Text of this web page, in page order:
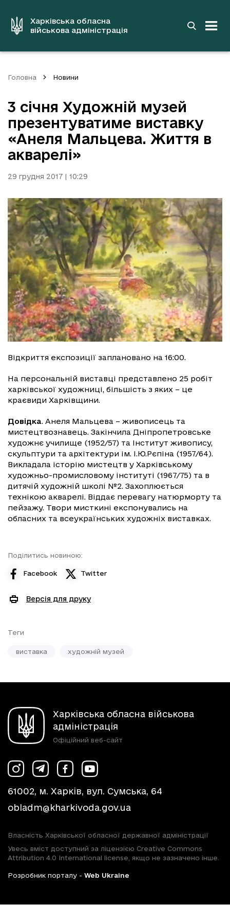
вмістуХарківська обласна
військова адміністрація
Головна Новини
3 січня Художній музей
презентуватиме виставку
«Анеля Мальцева. Життя в
акварелі»
29 грудня 2017 | 10:29
Відкриття експозиції заплановано на 16:00.
На персональній виставці представлено 25 робіт
харківської художниці, більшість з яких – це
краєвиди Харківщини.
Довідка. Анеля Мальцева – живописець та
мистецтвознавець. Закінчила Дніпропетровське
художнє училище (1952/57) та Інститут живопису,
скульптури та архітектури ім. І.Ю.Рєпіна (1957/64).
Викладала історію мистецтв у Харківському
художньо-промисловому інституті (1967/75) та в
дитячій художній школі №2. Захоплюється
технікою акварелі. Віддає перевагу натюрморту та
пейзажу. Твори мисткині експонувались на
обласних та всеукраїнських художніх виставках.
Поділитись новиною:
Facebook Twitter
Версія для друку
Теги
виставка художній музей
Харківська обласна військова
адміністрація
Офіційний веб-сайт
61002, м. Харків, вул. Сумська, 64
obladm@kharkivoda.gov.ua
Власність Харківської обласної державної адміністрації
Увесь вміст доступний за ліцензією Creative Commons
Attribution 4.0 International license, якщо не зазначено інше.
Розробник порталу - Web Ukraine